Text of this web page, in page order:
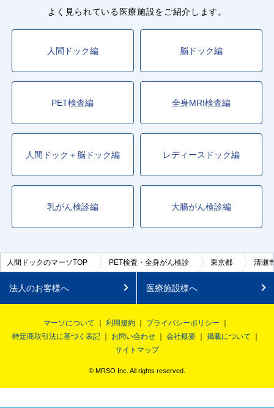
よく見られている医療施設をご紹介します。
人間ドック編 脳ドック編
PET検査編 全身MRI検査編
人間ドック＋脳ドック編 レディースドック編
乳がん検診編 大腸がん検診編
人間ドックのマーソTOP PET検査・全身がん検診 東京都 清瀬
法人のお客様へ 医療施設様へ
マーソについて 利用規約
プライバシーポリシー
特定商取引法に基づく表記
お問い合わせ 会社概要
掲載について
サイトマップ
© MRSO Inc. All rights reserved.